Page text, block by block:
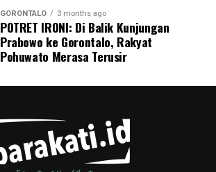
GORONTALO 3 months ago
POTRET IRONI: Di Balik Kunjungan
Prabowo ke Gorontalo, Rakyat
Pohuwato Merasa Terusir